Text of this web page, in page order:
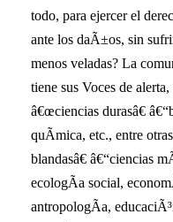
todo, para ejercer el
ante los daÃ±os, sin
menos veladas? La
tiene sus Voces de
â€œciencias durasâ€
quÃ­mica, etc., entre
blandasâ€ â€“ciencias
ecologÃ­a social,
antropologÃ­a,